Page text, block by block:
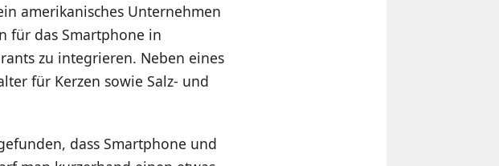
amerikanisches Unternehmen
für das Smartphone in
zu integrieren. Neben eines
für Kerzen sowie Salz- und
dass Smartphone und